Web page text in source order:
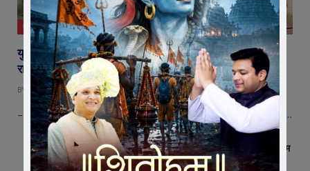
जावरा
युवा शक्ति में विश्व बदलने की क्षमता, बस ऊर्जा को सही दिशा मिले :
राष्ट्रसंत कमल मुनि
BY EDITOR AUGUST 8, 2026
– राष्ट्रसंत कमल मुनि का युवाओं को संदेश—ऊर्जा को सही दिशा मिले तो युवा बदल…
जावरा में बनेगा आस्था का नया केंद्र! आनंदी हनुमान मुक्तिधाम
में स्थापित होगी भव्य महादेव प्रतिमा